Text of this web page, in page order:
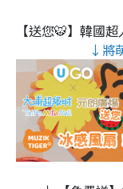
【送您🐯】韓國
↓將